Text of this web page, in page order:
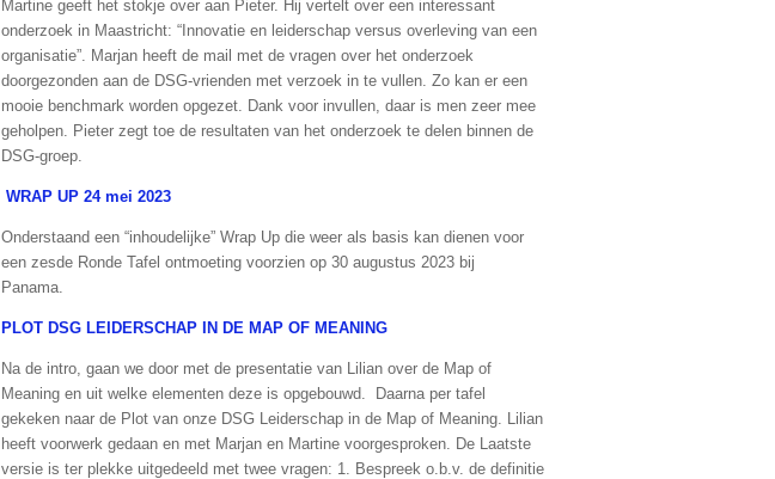
Martine geeft het stokje over aan Pieter. Hij vertelt over een interessant
onderzoek in Maastricht: “Innovatie en leiderschap versus overleving van een
organisatie”. Marjan heeft de mail met de vragen over het onderzoek
doorgezonden aan de DSG-vrienden met verzoek in te vullen. Zo kan er een
mooie benchmark worden opgezet. Dank voor invullen, daar is men zeer mee
geholpen. Pieter zegt toe de resultaten van het onderzoek te delen binnen de
DSG-groep.
WRAP UP 24 mei 2023
Onderstaand een “inhoudelijke” Wrap Up die weer als basis kan dienen voor
een zesde Ronde Tafel ontmoeting voorzien op 30 augustus 2023 bij
Panama.
PLOT DSG LEIDERSCHAP IN DE MAP OF MEANING
Na de intro, gaan we door met de presentatie van Lilian over de Map of
Meaning en uit welke elementen deze is opgebouwd. Daarna per tafel
gekeken naar de Plot van onze DSG Leiderschap in de Map of Meaning. Lilian
heeft voorwerk gedaan en met Marjan en Martine voorgesproken. De Laatste
versie is ter plekke uitgedeeld met twee vragen: 1. Bespreek o.b.v. de definitie